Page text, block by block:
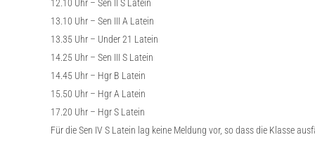
12.10 Uhr – Sen II S Latein
13.10 Uhr – Sen III A Latein
13.35 Uhr – Under 21 Latein
14.25 Uhr – Sen III S Latein
14.45 Uhr – Hgr B Latein
15.50 Uhr – Hgr A Latein
17.20 Uhr – Hgr S Latein
Für die Sen IV S Latein lag keine Meldung vor, so dass die Klasse